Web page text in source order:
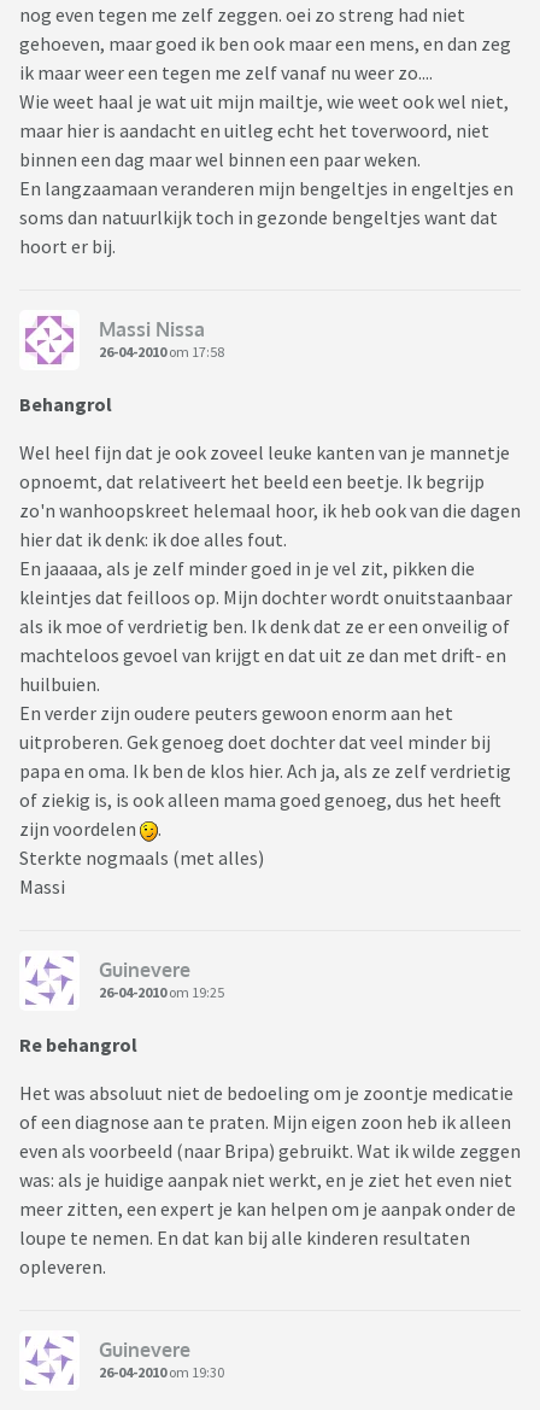
nog even tegen me zelf zeggen. oei zo streng had niet
gehoeven, maar goed ik ben ook maar een mens, en dan zeg
ik maar weer een tegen me zelf vanaf nu weer zo....
Wie weet haal je wat uit mijn mailtje, wie weet ook wel niet,
maar hier is aandacht en uitleg echt het toverwoord, niet
binnen een dag maar wel binnen een paar weken.
En langzaamaan veranderen mijn bengeltjes in engeltjes en
soms dan natuurlkijk toch in gezonde bengeltjes want dat
hoort er bij.
Massi Nissa
26-04-2010om 17:58
Behangrol
Wel heel fijn dat je ook zoveel leuke kanten van je mannetje
opnoemt, dat relativeert het beeld een beetje. Ik begrijp
zo'n wanhoopskreet helemaal hoor, ik heb ook van die dagen
hier dat ik denk: ik doe alles fout.
En jaaaaa, als je zelf minder goed in je vel zit, pikken die
kleintjes dat feilloos op. Mijn dochter wordt onuitstaanbaar
als ik moe of verdrietig ben. Ik denk dat ze er een onveilig of
machteloos gevoel van krijgt en dat uit ze dan met drift- en
huilbuien.
En verder zijn oudere peuters gewoon enorm aan het
uitproberen. Gek genoeg doet dochter dat veel minder bij
papa en oma. Ik ben de klos hier. Ach ja, als ze zelf verdrietig
of ziekig is, is ook alleen mama goed genoeg, dus het heeft
zijn voordelen
.
Sterkte nogmaals (met alles)
Massi
Guinevere
26-04-2010om 19:25
Re behangrol
Het was absoluut niet de bedoeling om je zoontje medicatie
of een diagnose aan te praten. Mijn eigen zoon heb ik alleen
even als voorbeeld (naar Bripa) gebruikt. Wat ik wilde zeggen
was: als je huidige aanpak niet werkt, en je ziet het even niet
meer zitten, een expert je kan helpen om je aanpak onder de
loupe te nemen. En dat kan bij alle kinderen resultaten
opleveren.
Guinevere
26-04-2010om 19:30